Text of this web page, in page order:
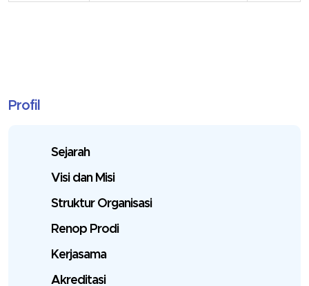
Profil
Sejarah
Visi dan Misi
Struktur Organisasi
Renop Prodi
Kerjasama
Akreditasi